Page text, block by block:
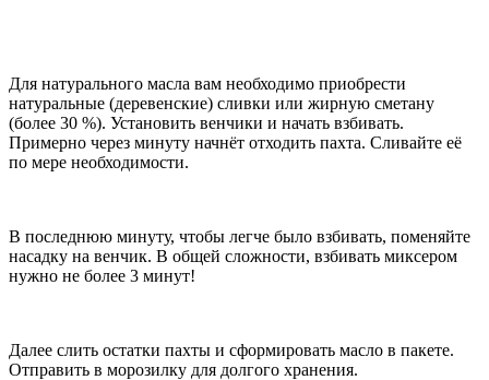
Для натурального масла вам необходимо приобрести
натуральные (деревенские) сливки или жирную сметану
(более 30 %). Установить венчики и начать взбивать.
Примерно через минуту начнёт отходить пахта. Сливайте её
по мере необходимости.
В последнюю минуту, чтобы легче было взбивать, поменяйте
насадку на венчик. В общей сложности, взбивать миксером
нужно не более 3 минут!
Далее слить остатки пахты и сформировать масло в пакете.
Отправить в морозилку для долгого хранения.